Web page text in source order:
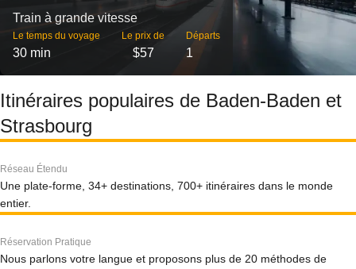
Train à grande vitesse
Le temps du voyage
30 min
Le prix de
$57
Départs
1
Itinéraires populaires de Baden-Baden et
Strasbourg
Réseau Étendu
Une plate-forme, 34+ destinations, 700+ itinéraires dans le monde
entier.
Réservation Pratique
Nous parlons votre langue et proposons plus de 20 méthodes de